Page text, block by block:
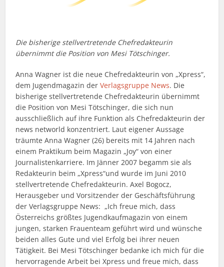
Die bisherige stellvertretende Chefredakteurin
übernimmt die Position von Mesi Tötschinger.
Anna Wagner ist die neue Chefredakteurin von „Xpress“,
dem Jugendmagazin derVerlagsgruppe News. Die
bisherige stellvertretende Chefredakteurin übernimmt
die Position von Mesi Tötschinger, die sich nun
ausschließlich auf ihre Funktion als Chefredakteurin der
news networld konzentriert. Laut eigener Aussage
träumte Anna Wagner (26) bereits mit 14 Jahren nach
einem Praktikum beim Magazin „Joy“ von einer
Journalistenkarriere. Im Jänner 2007 begamm sie als
Redakteurin beim „Xpress“und wurde im Juni 2010
stellvertretende Chefredakteurin. Axel Bogocz,
Herausgeber und Vorsitzender der Geschäftsführung
der Verlagsgruppe News: „Ich freue mich, dass
Österreichs größtes Jugendkaufmagazin von einem
jungen, starken Frauenteam geführt wird und wünsche
beiden alles Gute und viel Erfolg bei ihrer neuen
Tätigkeit. Bei Mesi Tötschinger bedanke ich mich für die
hervorragende Arbeit bei Xpress und freue mich, dass